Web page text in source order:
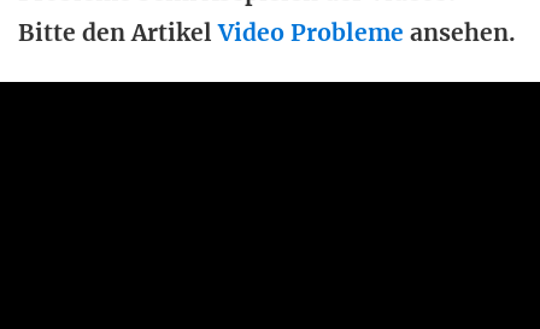
Bitte den ArtikelVideo Probleme ansehen.